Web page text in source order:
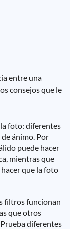
entre una
consejos que le
la foto: diferentes
ánimo. Por
puede hacer
mientras que
que la foto
filtros funcionan
que otros
diferentes